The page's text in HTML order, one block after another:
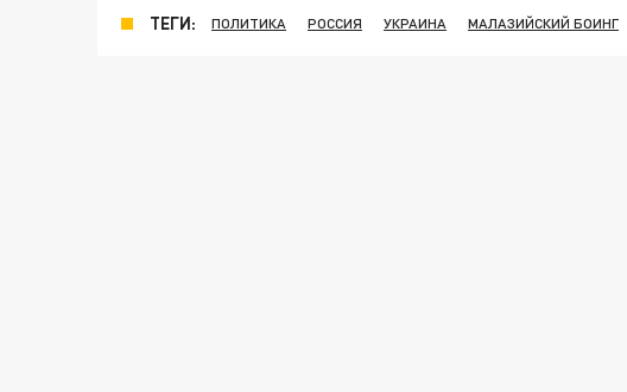
ТЕГИ: ПОЛИТИКА РОССИЯ УКРАИНА МАЛАЗИЙСКИЙ БОИНГ